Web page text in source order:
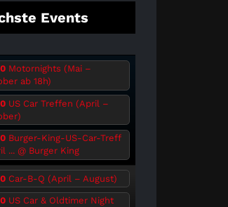
Events
Motornights (Mai –
ab 18h)
US Car Treffen (April –
Burger-King-US-Car-Treff
... @ Burger King
Car-B-Q (April – August)
US Car & Oldtimer Night